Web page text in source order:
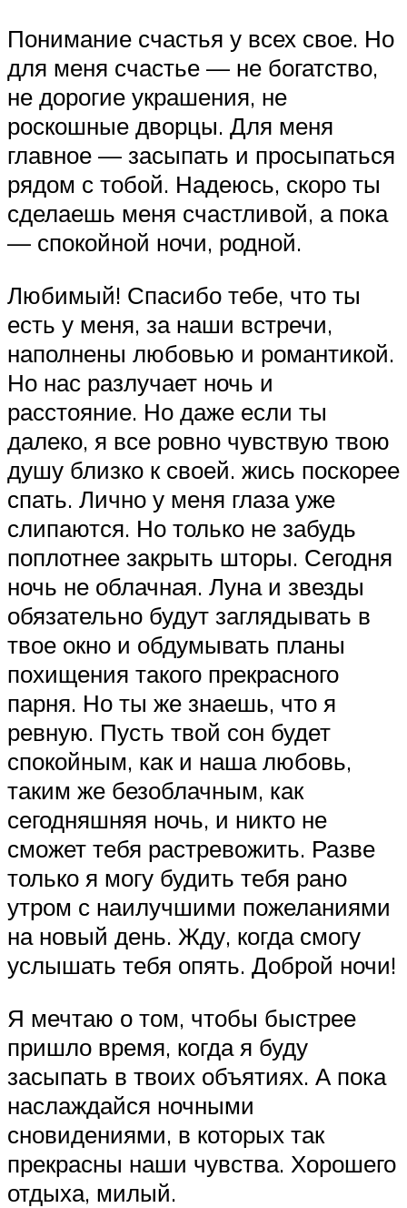
Понимание счастья у всех свое. Но
для меня счастье — не богатство,
не дорогие украшения, не
роскошные дворцы. Для меня
главное — засыпать и просыпаться
рядом с тобой. Надеюсь, скоро ты
сделаешь меня счастливой, а пока
— спокойной ночи, родной.
Любимый! Спасибо тебе, что ты
есть у меня, за наши встречи,
наполнены любовью и романтикой.
Но нас разлучает ночь и
расстояние. Но даже если ты
далеко, я все ровно чувствую твою
душу близко к своей. жись поскорее
спать. Лично у меня глаза уже
слипаются. Но только не забудь
поплотнее закрыть шторы. Сегодня
ночь не облачная. Луна и звезды
обязательно будут заглядывать в
твое окно и обдумывать планы
похищения такого прекрасного
парня. Но ты же знаешь, что я
ревную. Пусть твой сон будет
спокойным, как и наша любовь,
таким же безоблачным, как
сегодняшняя ночь, и никто не
сможет тебя растревожить. Разве
только я могу будить тебя рано
утром с наилучшими пожеланиями
на новый день. Жду, когда смогу
услышать тебя опять. Доброй ночи!
Я мечтаю о том, чтобы быстрее
пришло время, когда я буду
засыпать в твоих объятиях. А пока
наслаждайся ночными
сновидениями, в которых так
прекрасны наши чувства. Хорошего
отдыха, милый.